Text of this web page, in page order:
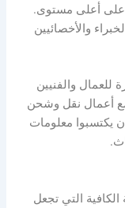
على أعلى مستوى.
والأخصائيين
للعمال والفنيين
مع أعمال نقل وشحن
يكتسبوا معلومات
التي تجعل